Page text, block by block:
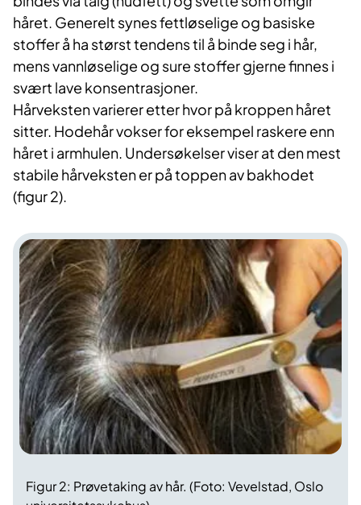
håret. Generelt synes fettløselige og basiske
stoffer å ha størst tendens til å binde seg i hår,
mens vannløselige og sure stoffer gjerne finnes i
svært lave konsentrasjoner.
Hårveksten varierer etter hvor på kroppen håret
sitter. Hodehår vokser for eksempel raskere enn
håret i armhulen. Undersøkelser viser at den mest
stabile hårveksten er på toppen av bakhodet
(figur 2).
Figur 2: Prøvetaking av hår. (Foto: Vevelstad, Oslo